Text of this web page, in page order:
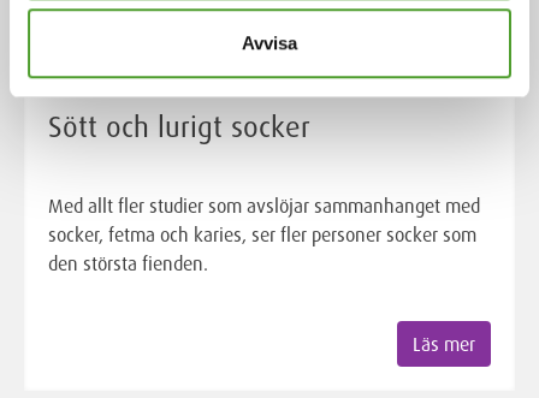
Avvisa
Sött och lurigt socker
Med allt fler studier som avslöjar sammanhanget med
socker, fetma och karies, ser fler personer socker som
den största fienden.
Läs mer